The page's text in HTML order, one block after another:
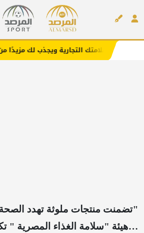
التجارية ويجذب لك مزيدًا من العملاء (اضغط
"تضمنت منتجات ملوثة تهدد
…هيئة "سلامة الغذاء المصرية